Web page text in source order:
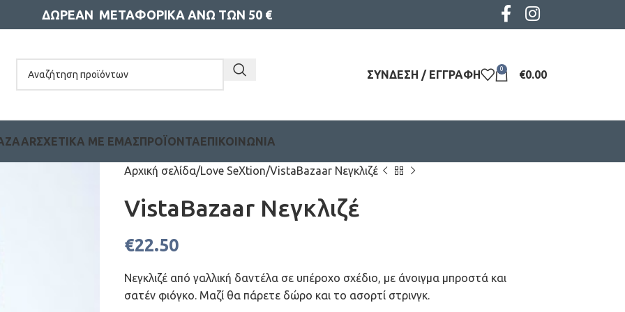
ΔΩΡΕΑΝ ΜΕΤΑΦΟΡΙΚΑ ΑΝΩ ΤΩΝ 50 €
ΣΎΝΔΕΣΗ / ΕΓΓΡΑΦΉ 0 €0.00
ΣΧΕΤΙΚΆ ΜΕ ΕΜΆΣΠΡΟΪΌΝΤΑΕΠΙΚΟΙΝΩΝΊΑ
Αρχική σελίδα Love SeXtion VistaBazaar Νεγκλιζέ
VistaBazaar Νεγκλιζέ
€22.50
Νεγκλιζέ από γαλλική δαντέλα σε υπέροχο σχέδιο, με άνοιγμα μπροστά και
σατέν φιόγκο. Μαζί θα πάρετε δώρο και το ασορτί στρινγκ.